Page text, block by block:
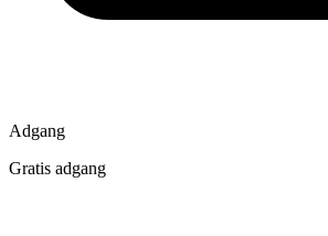
Adgang
Gratis adgang